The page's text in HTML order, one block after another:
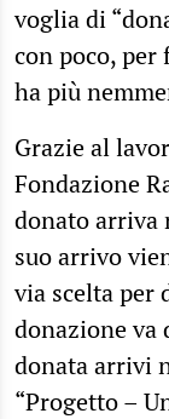
voglia di
con poco,
ha più
Grazie al
Fondazione
donato arriva
suo arrivo
via scelta per
donazione va
donata arrivi
“Progetto –